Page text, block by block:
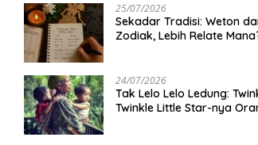
25/07/2026
Sekadar Tradisi: Weton
Zodiak, Lebih Relate
24/07/2026
Tak Lelo Lelo Ledung:
Twinkle Little Star-nya